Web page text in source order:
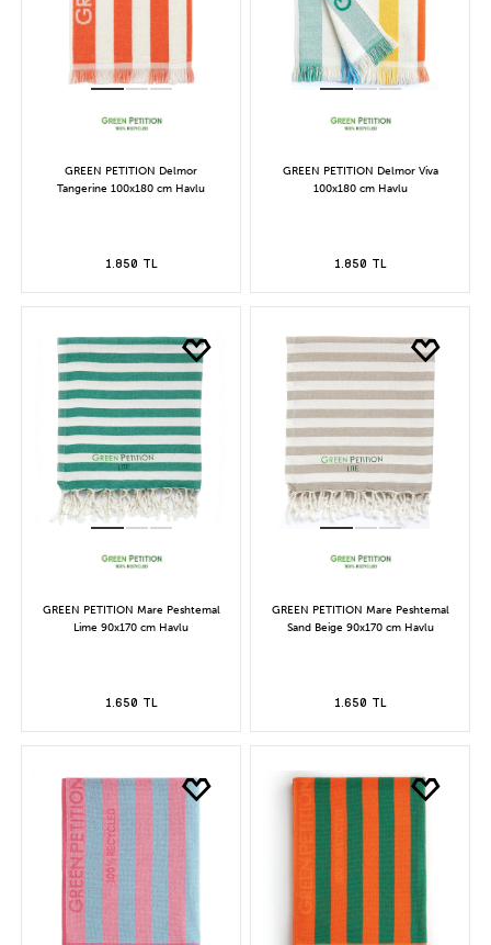
GREEN PETITION Delmor
Tangerine 100x180 cm Havlu
1.850 TL
GREEN PETITION Delmor Viva
100x180 cm Havlu
1.850 TL
GREEN PETITION Mare Peshtemal
Lime 90x170 cm Havlu
1.650 TL
GREEN PETITION Mare Peshtemal
Sand Beige 90x170 cm Havlu
1.650 TL